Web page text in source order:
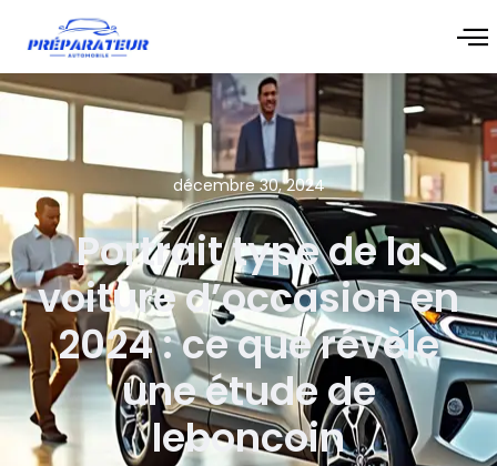
décembre 30, 2024
Portrait type de la
voiture d’occasion en
2024 : ce que révèle
une étude de
leboncoin